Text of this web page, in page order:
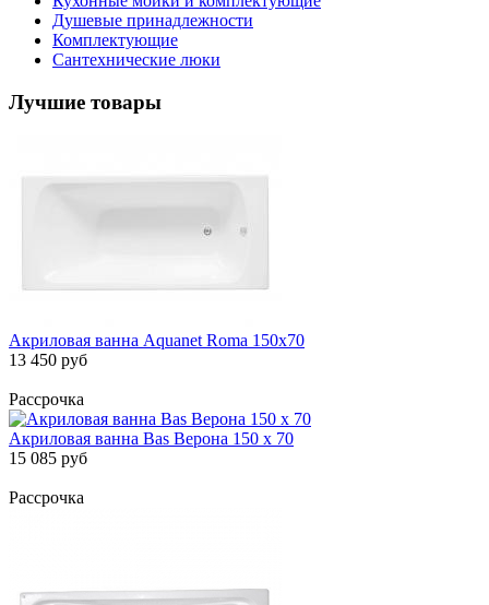
Душевые принадлежности
Комплектующие
Сантехнические люки
Лучшие товары
Акриловая ванна Aquanet Roma 150x70
13 450 руб
Рассрочка
Акриловая ванна Bas Верона 150 х 70
15 085 руб
Рассрочка